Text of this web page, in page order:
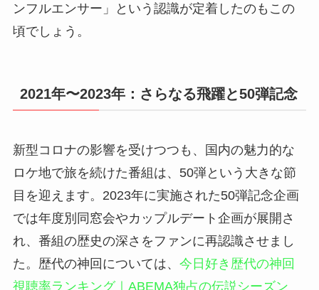
ンフルエンサー」という認識が定着したのもこの
頃でしょう。
2021年〜2023年：さらなる飛躍と50弾記念
新型コロナの影響を受けつつも、国内の魅力的な
ロケ地で旅を続けた番組は、50弾という大きな節
目を迎えます。2023年に実施された50弾記念企画
では年度別同窓会やカップルデート企画が展開さ
れ、番組の歴史の深さをファンに再認識させまし
た。歴代の神回については、 今日好き歴代の神回
視聴率ランキング｜ABEMA独占の伝説シーズン